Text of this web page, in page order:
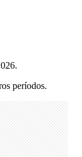
períodos.